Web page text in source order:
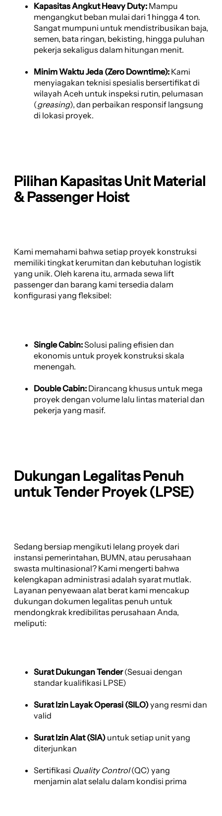
Kapasitas Angkut Heavy Duty: Mampu
mengangkut beban mulai dari 1 hingga 4 ton.
Sangat mumpuni untuk mendistribusikan baja,
semen, bata ringan, bekisting, hingga puluhan
pekerja sekaligus dalam hitungan menit.
Minim Waktu Jeda (Zero Downtime): Kami
menyiagakan teknisi spesialis bersertifikat di
wilayah Aceh untuk inspeksi rutin, pelumasan
(greasing), dan perbaikan responsif langsung
di lokasi proyek.
Pilihan Kapasitas Unit Material
& Passenger Hoist
Kami memahami bahwa setiap proyek konstruksi
memiliki tingkat kerumitan dan kebutuhan logistik
yang unik. Oleh karena itu, armada sewa lift
passenger dan barang kami tersedia dalam
konfigurasi yang fleksibel:
Single Cabin:Solusi paling efisien dan
ekonomis untuk proyek konstruksi skala
menengah.
Double Cabin: Dirancang khusus untuk mega
proyek dengan volume lalu lintas material dan
pekerja yang masif.
Dukungan Legalitas Penuh
untuk Tender Proyek (LPSE)
Sedang bersiap mengikuti lelang proyek dari
instansi pemerintahan, BUMN, atau perusahaan
swasta multinasional? Kami mengerti bahwa
kelengkapan administrasi adalah syarat mutlak.
Layanan penyewaan alat berat kami mencakup
dukungan dokumen legalitas penuh untuk
mendongkrak kredibilitas perusahaan Anda,
meliputi:
Surat Dukungan Tender(Sesuai dengan
standar kualifikasi LPSE)
Surat Izin Layak Operasi (SILO)yang resmi dan
valid
Surat Izin Alat (SIA) untuk setiap unit yang
diterjunkan
Sertifikasi Quality Control(QC) yang
menjamin alat selalu dalam kondisi prima